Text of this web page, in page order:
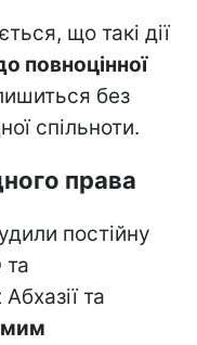
що такі дії
повноцінної
без
спільноти.
права
постійну
та
та